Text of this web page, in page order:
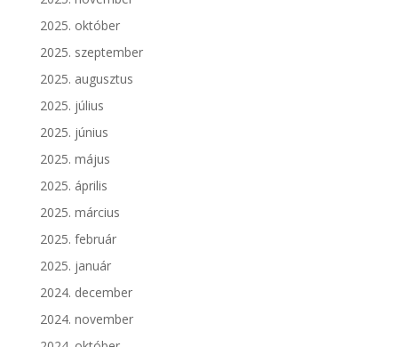
2025. október
2025. szeptember
2025. augusztus
2025. július
2025. június
2025. május
2025. április
2025. március
2025. február
2025. január
2024. december
2024. november